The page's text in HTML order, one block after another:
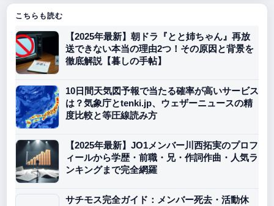
こちらも読む
【2025年最新】朝ドラ『とと姉ちゃん』再放
送できない本当の理由2つ！その原因と背景を
徹底解説【暮しの手帖】
10日間天気図予報で当たる確率が高いサービス
は？気象庁とtenki.jp、ウェザーニュースの精
度比較と等圧線読み方
【2025年最新】JO1メンバー川西拓実のプロフ
ィールから学歴・前職・兄・作詞作曲・人気ラ
ンキングまで完全網羅
サチモス完全ガイド：メンバー死去・活動休